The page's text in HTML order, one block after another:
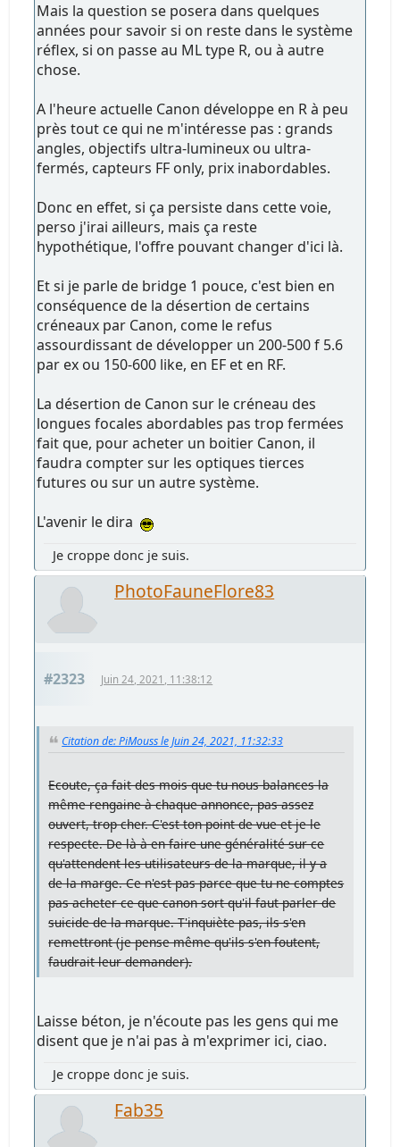
Mais la question se posera dans quelques
années pour savoir si on reste dans le système
réflex, si on passe au ML type R, ou à autre
chose.
A l'heure actuelle Canon développe en R à peu
près tout ce qui ne m'intéresse pas : grands
angles, objectifs ultra-lumineux ou ultra-
fermés, capteurs FF only, prix inabordables.
Donc en effet, si ça persiste dans cette voie,
perso j'irai ailleurs, mais ça reste
hypothétique, l'offre pouvant changer d'ici là.
Et si je parle de bridge 1 pouce, c'est bien en
conséquence de la désertion de certains
créneaux par Canon, come le refus
assourdissant de développer un 200-500 f 5.6
par ex ou 150-600 like, en EF et en RF.
La désertion de Canon sur le créneau des
longues focales abordables pas trop fermées
fait que, pour acheter un boitier Canon, il
faudra compter sur les optiques tierces
futures ou sur un autre système.
L'avenir le dira
Je croppe donc je suis.
PhotoFauneFlore83
#2323 Juin 24, 2021, 11:38:12
Citation de: PiMouss le Juin 24, 2021, 11:32:33
Ecoute, ça fait des mois que tu nous balances la
même rengaine à chaque annonce, pas assez
ouvert, trop cher. C'est ton point de vue et je le
respecte. De là à en faire une généralité sur ce
qu'attendent les utilisateurs de la marque, il y a
de la marge. Ce n'est pas parce que tu ne comptes
pas acheter ce que canon sort qu'il faut parler de
suicide de la marque. T'inquiète pas, ils s'en
remettront (je pense même qu'ils s'en foutent,
faudrait leur demander).
Laisse béton, je n'écoute pas les gens qui me
disent que je n'ai pas à m'exprimer ici, ciao.
Je croppe donc je suis.
Fab35